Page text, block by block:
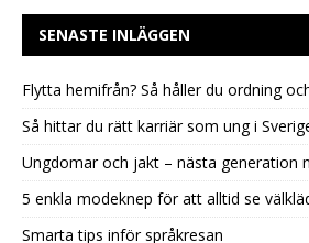
SENASTE INLÄGGEN
Flytta hemifrån? Så håller du ordning
Så hittar du rätt karriär som ung i
Ungdomar och jakt – nästa generation
5 enkla modeknep för att alltid se
Smarta tips inför språkresan